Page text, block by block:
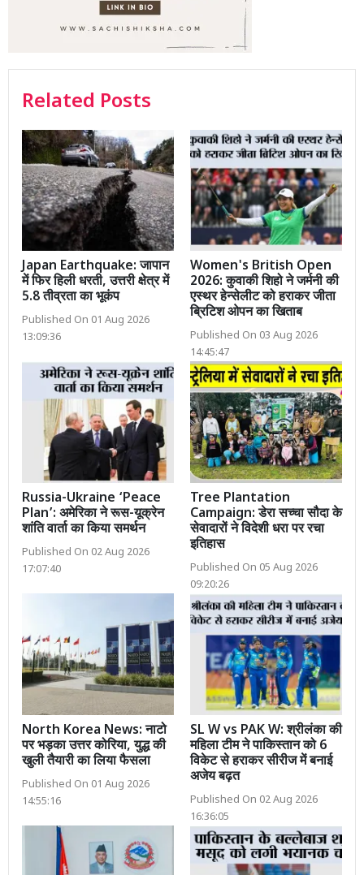
Related Posts
Japan Earthquake: जापान
में फिर हिली धरती, उत्तरी क्षेत्र में
5.8 तीव्रता का भूकंप
Published On 01 Aug 2026
13:09:36
Women's British Open
2026: कुवाकी शिहो ने जर्मनी की
एस्थर हेन्सेलीट को हराकर जीता
ब्रिटिश ओपन का खिताब
Published On 03 Aug 2026
14:45:47
Russia-Ukraine ‘Peace
Plan’: अमेरिका ने रूस-यूक्रेन
शांति वार्ता का किया समर्थन
Published On 02 Aug 2026
17:07:40
Tree Plantation
Campaign: डेरा सच्चा सौदा के
सेवादारों ने विदेशी धरा पर रचा
इतिहास
Published On 05 Aug 2026
09:20:26
North Korea News: नाटो
पर भड़का उत्तर कोरिया, युद्ध की
खुली तैयारी का लिया फैसला
Published On 01 Aug 2026
14:55:16
SL W vs PAK W: श्रीलंका की
महिला टीम ने पाकिस्तान को 6
विकेट से हराकर सीरीज में बनाई
अजेय बढ़त
Published On 02 Aug 2026
16:36:05